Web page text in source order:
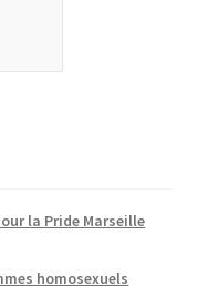
la Pride Marseille
homosexuels